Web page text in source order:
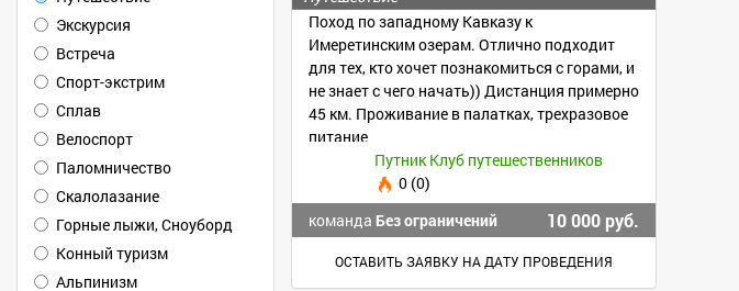
Экскурсия
Встреча
Спорт-экстрим
Сплав
Велоспорт
Паломничество
Скалолазание
Горные лыжи, Сноуборд
Конный туризм
Альпинизм
Поход по западному Кавказу к
Имеретинским озерам. Отлично подходит
для тех, кто хочет познакомиться с горами, и
не знает с чего начать)) Дистанция примерно
45 км. Проживание в палатках, трехразовое
питание
Путник Клуб путешественников
0 (0)
команда Без ограничений 10 000 руб.
ОСТАВИТЬ ЗАЯВКУ НА ДАТУ ПРОВЕДЕНИЯ